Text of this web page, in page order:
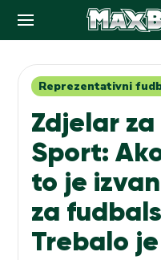
contentReprezentativni
Zdjelar
Sport:
to je
za
Trebalo